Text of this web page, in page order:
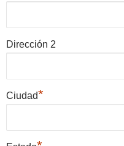
Dirección 2
Ciudad*